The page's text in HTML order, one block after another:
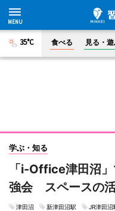
35°C 食べる 見る・
学ぶ・知る
「i-Office津田沼
強会 スペースの
津田沼 新津田沼駅 JR津田沼